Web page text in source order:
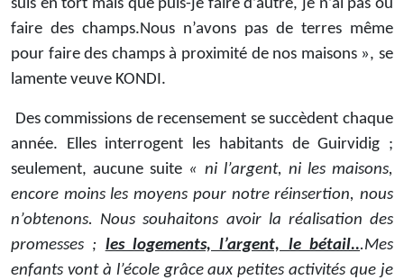
suis en tort mais que puis-je faire d’autre, je n’ai pas où
faire des champs.Nous n’avons pas de terres même
pour faire des champs à proximité de nos maisons », se
lamente veuve KONDI.
Des commissions de recensement se succèdent chaque
année. Elles interrogent les habitants de Guirvidig ;
seulement, aucune suite « ni l’argent, ni les maisons,
encore moins les moyens pour notre réinsertion, nous
n’obtenons. Nous souhaitons avoir la réalisation des
promesses ; les logements, l’argent, le bétail...Mes
enfants vont à l’école grâce aux petites activités que je